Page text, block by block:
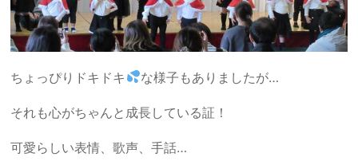
ちょっぴりドキドキ な様子もありましたが…
それも心がちゃんと成長している証！
可愛らしい表情、歌声、手話…